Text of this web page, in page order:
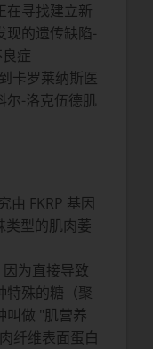
在寻找建立新
现的遗传缺陷-
症
卡罗莱纳斯医
尔-洛克伍德肌
由 FKRP 基因
类型的肌肉萎
为直接导致
特殊的糖（聚
叫做 "肌营养
纤维表面蛋白